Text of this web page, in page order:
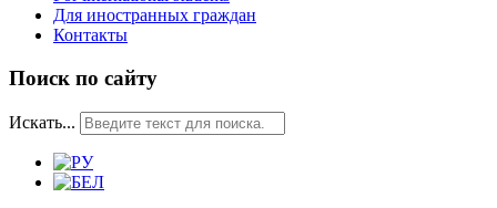
Для иностранных граждан
Контакты
Поиск по сайту
Искать...